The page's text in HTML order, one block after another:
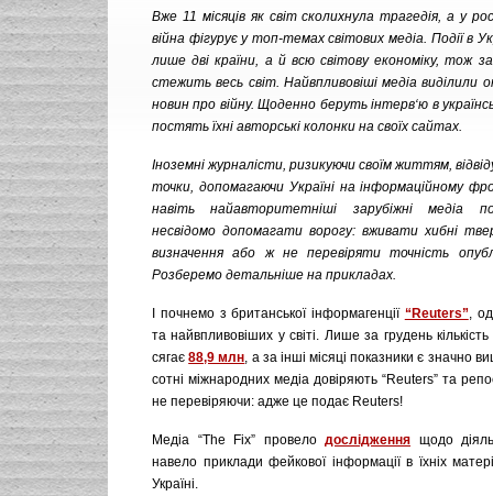
Вже 11 місяців як світ сколихнула трагедія, а у
війна фігурує у топ-темах світових медіа. Події в
лише дві країни, а й всю світову економіку, тож
стежить весь світ. Найвпливовіші медіа виділили
новин про війну. Щоденно беруть інтерв‘ю в
постять їхні авторські колонки на своїх сайтах.
Іноземні журналісти, ризикуючи своїм життям,
точки, допомагаючи Україні на інформаційному
навіть найавторитетніші зарубіжні медіа
несвідомо допомагати ворогу: вживати хибні
визначення або ж не перевіряти точність
Розберемо детальніше на прикладах.
І почнемо з британської інформагенції “Reuters”,
та найвпливовіших у світі. Лише за грудень кількість
сягає88,9 млн, а за інші місяці показники є значно
сотні міжнародних медіа довіряють “Reuters” та
не перевіряючи: адже це подає Reuters!
Медіа “The Fix” провело дослідження щодо
навело приклади фейкової інформації в їхніх
Україні.